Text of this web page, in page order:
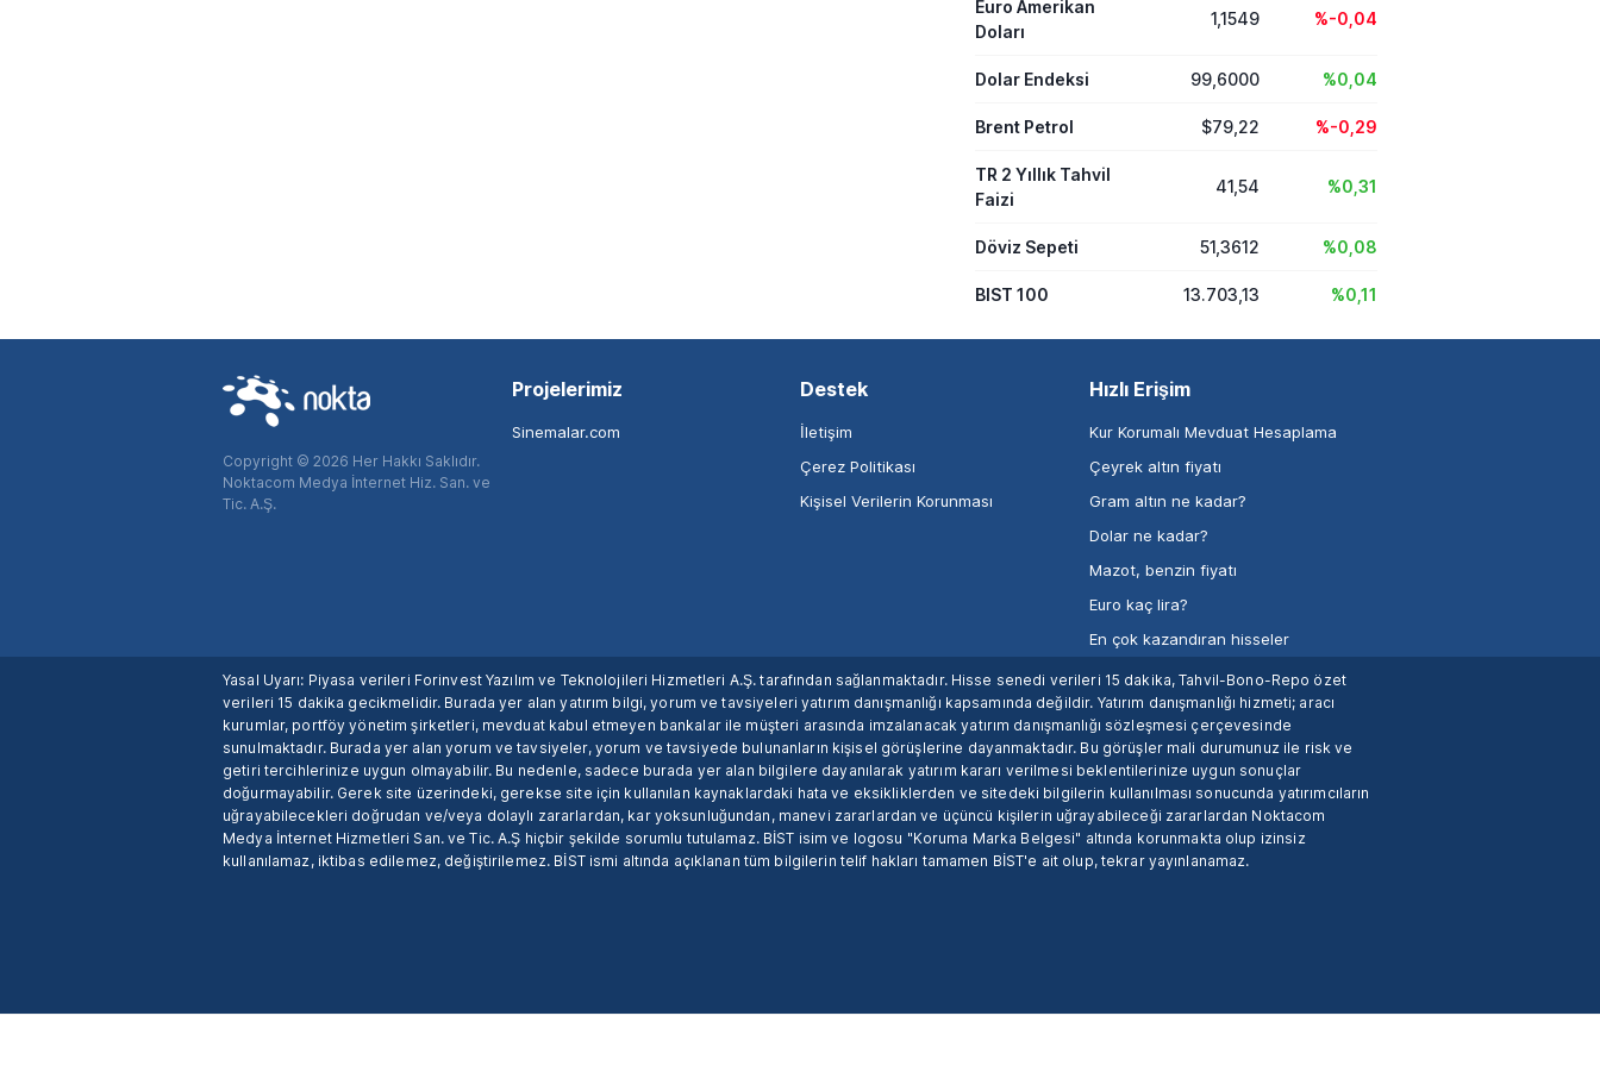
Euro Amerikan
Doları
1,1549 %-0,04
Dolar Endeksi 99,6000 %0,04
Brent Petrol $79,22 %-0,29
TR 2 Yıllık Tahvil
Faizi
41,54 %0,31
Döviz Sepeti 51,3612 %0,08
BIST 100 13.703,13 %0,11
Copyright © 2026 Her Hakkı Saklıdır.
Noktacom Medya İnternet Hiz. San. ve
Tic. A.Ş.
Projelerimiz
Sinemalar.com
Destek
İletişim
Çerez Politikası
Kişisel Verilerin Korunması
Hızlı Erişim
Kur Korumalı Mevduat Hesaplama
Çeyrek altın fiyatı
Gram altın ne kadar?
Dolar ne kadar?
Mazot, benzin fiyatı
Euro kaç lira?
En çok kazandıran hisseler
Yasal Uyarı: Piyasa verileri Forinvest Yazılım ve Teknolojileri Hizmetleri A.Ş. tarafından sağlanmaktadır. Hisse senedi verileri 15 dakika, Tahvil-Bono-Repo özet
verileri 15 dakika gecikmelidir. Burada yer alan yatırım bilgi, yorum ve tavsiyeleri yatırım danışmanlığı kapsamında değildir. Yatırım danışmanlığı hizmeti; aracı
kurumlar, portföy yönetim şirketleri, mevduat kabul etmeyen bankalar ile müşteri arasında imzalanacak yatırım danışmanlığı sözleşmesi çerçevesinde
sunulmaktadır. Burada yer alan yorum ve tavsiyeler, yorum ve tavsiyede bulunanların kişisel görüşlerine dayanmaktadır. Bu görüşler mali durumunuz ile risk ve
getiri tercihlerinize uygun olmayabilir. Bu nedenle, sadece burada yer alan bilgilere dayanılarak yatırım kararı verilmesi beklentilerinize uygun sonuçlar
doğurmayabilir. Gerek site üzerindeki, gerekse site için kullanılan kaynaklardaki hata ve eksikliklerden ve sitedeki bilgilerin kullanılması sonucunda yatırımcıların
uğrayabilecekleri doğrudan ve/veya dolaylı zararlardan, kar yoksunluğundan, manevi zararlardan ve üçüncü kişilerin uğrayabileceği zararlardan Noktacom
Medya İnternet Hizmetleri San. ve Tic. A.Ş hiçbir şekilde sorumlu tutulamaz. BİST isim ve logosu "Koruma Marka Belgesi" altında korunmakta olup izinsiz
kullanılamaz, iktibas edilemez, değiştirilemez. BİST ismi altında açıklanan tüm bilgilerin telif hakları tamamen BİST'e ait olup, tekrar yayınlanamaz.